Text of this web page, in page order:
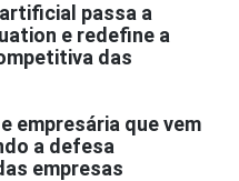
passa a
e redefine a
das
empresária que vem
a defesa
empresas